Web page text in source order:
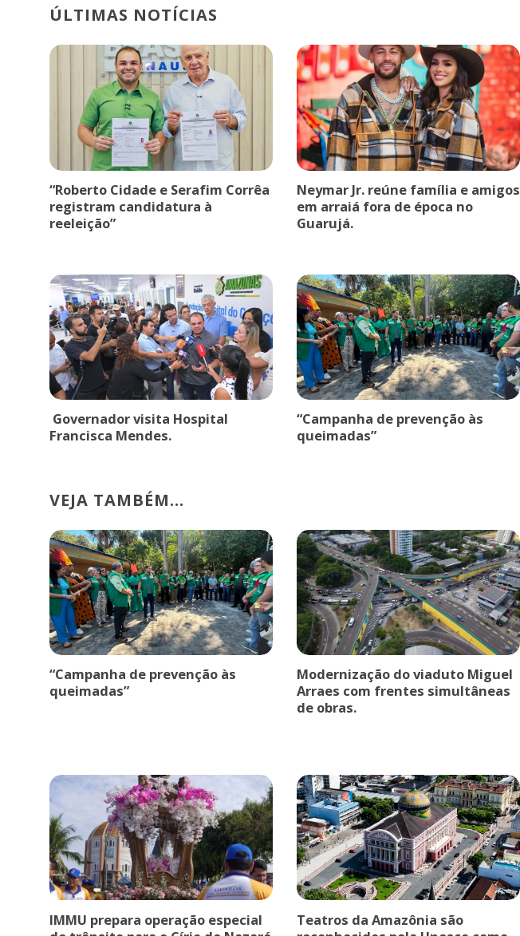
ÚLTIMAS NOTÍCIAS
“Roberto Cidade e Serafim Corrêa
registram candidatura à
reeleição”
Neymar Jr. reúne família e amigos
em arraiá fora de época no
Guarujá.
Governador visita Hospital
Francisca Mendes.
“Campanha de prevenção às
queimadas”
VEJA TAMBÉM...
“Campanha de prevenção às
queimadas”
Modernização do viaduto Miguel
Arraes com frentes simultâneas
de obras.
IMMU prepara operação especial
Teatros da Amazônia são